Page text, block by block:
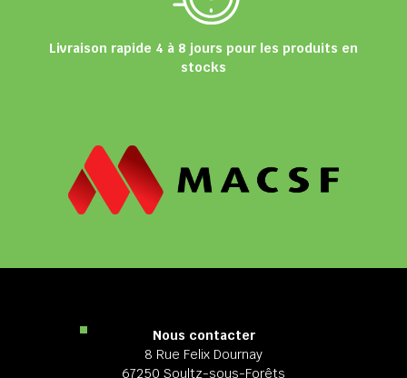
Livraison rapide 4 à 8 jours pour les produits en
stocks
Nous contacter
8 Rue Felix Dournay
67250 Soultz-sous-Forêts